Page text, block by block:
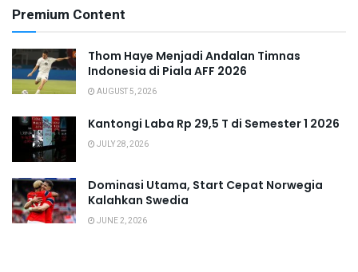
Premium Content
Thom Haye Menjadi Andalan Timnas
Indonesia di Piala AFF 2026
AUGUST 5, 2026
Kantongi Laba Rp 29,5 T di Semester 1 2026
JULY 28, 2026
Dominasi Utama, Start Cepat Norwegia
Kalahkan Swedia
JUNE 2, 2026